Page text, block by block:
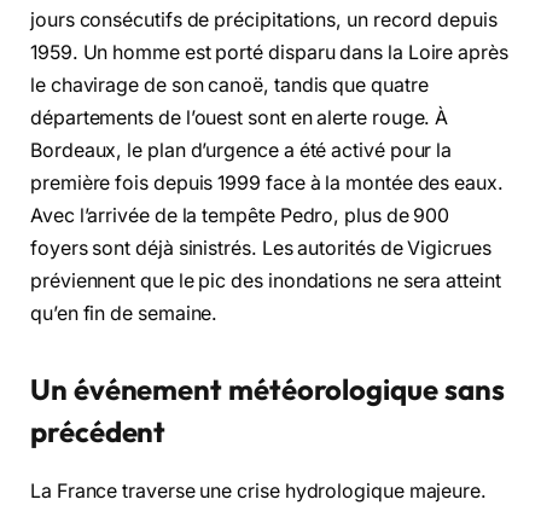
jours consécutifs de précipitations, un record depuis
1959. Un homme est porté disparu dans la Loire après
le chavirage de son canoë, tandis que quatre
départements de l’ouest sont en alerte rouge. À
Bordeaux, le plan d’urgence a été activé pour la
première fois depuis 1999 face à la montée des eaux.
Avec l’arrivée de la tempête Pedro, plus de 900
foyers sont déjà sinistrés. Les autorités de Vigicrues
préviennent que le pic des inondations ne sera atteint
qu’en fin de semaine.
Un événement météorologique sans
précédent
La France traverse une crise hydrologique majeure.